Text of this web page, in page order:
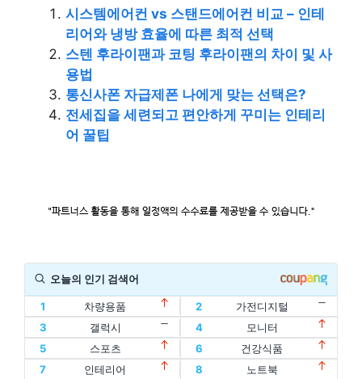
시스템에어컨 vs 스탠드에어컨 비교 – 인테
리어와 냉방 효율에 따른 최적 선택
스텐 후라이팬과 코팅 후라이팬의 차이 및 사
용법
통신사폰 자급제폰 나에게 맞는 선택은?
전세집을 세련되고 편안하게 꾸미는 인테리
어 꿀팁
오늘의 인기 검색어
1
차량용품
11
할인
1
차량용품
11
할인
2
가전디지털
12
디지털기기
2
가전디지털
12
디지털기기
3
갤럭시
13
인텔
3
갤럭시
13
인텔
4
모니터
14
oled
4
모니터
14
oled
5
스포츠
15
홈트
6
건강식품
16
아이패드
7
인테리어
8
노트북